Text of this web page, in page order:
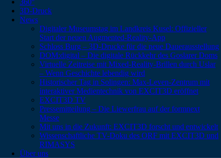
360°
3D-Druck
News
Digitaler Museumstag im Landkreis Kusel: Offizieller
Start der neuen Augmented-Reality-App
Schloss Burg – 3D-Drucke für die neue Dauerausstellung
DOM:digital – Die digitale Rückkehr des Goslarer Doms
Virtuelle Zeitreise mit Mixed-Reality-Brillen durch Uslar
– Wenn Geschichte lebendig wird
Historischer Tag in Solingen: Max-Leven-Zentrum mit
interaktiver Medientechnik von EXCIT3D eröffnet
EXCIT3D TV
Pressemitteilung – Die Liewerfrau auf der formnext
Messe
Mit uns in die Zukunft: EXCIT3D forscht und entwickelt
Wissenschaftliche TV-Doku des ORF mit EXCIT3D und
RIMASYS
Über uns